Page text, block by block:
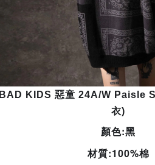
BAD KIDS 惡童 24A/W Paisle
衣)
顏色:黑
材質:100%棉